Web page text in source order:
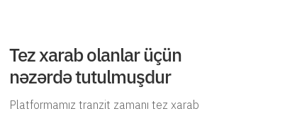
Tez xarab olanlar üçün
nəzərdə tutulmuşdur
Platformamız tranzit zamanı tez xarab